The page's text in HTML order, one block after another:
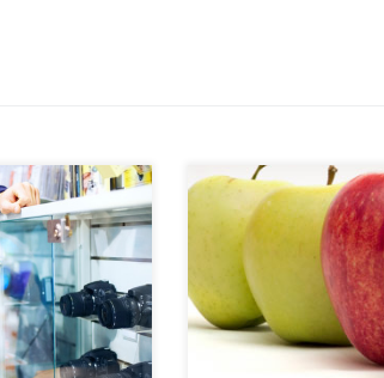
para
en el
exclusivo para
con solo
servicios y
fotográfica.
Se ha incorporado un
imágenes interno, que
similares teniendo en
imagen, como
composición, etc.. De
dentro de FotoRed,
similares visualmente.